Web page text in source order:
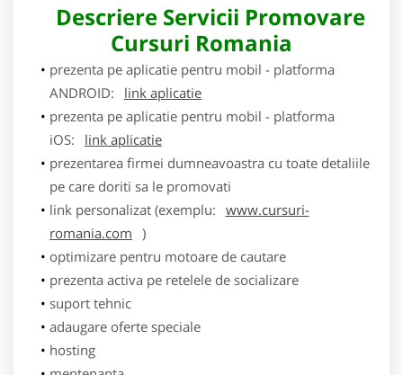
Descriere Servicii Promovare
Cursuri Romania
prezenta pe aplicatie pentru mobil - platforma
ANDROID:
link aplicatie
prezenta pe aplicatie pentru mobil - platforma
iOS:
link aplicatie
prezentarea firmei dumneavoastra cu toate detaliile
pe care doriti sa le promovati
link personalizat (exemplu: www.cursuri-
romania.com )
optimizare pentru motoare de cautare
prezenta activa pe retelele de socializare
suport tehnic
adaugare oferte speciale
hosting